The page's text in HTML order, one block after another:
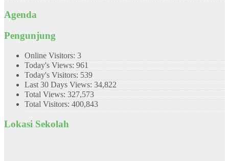
Agenda
Pengunjung
Online Visitors: 3
Today's Views: 961
Today's Visitors: 539
Last 30 Days Views: 34,822
Total Views: 327,573
Total Visitors: 400,843
Lokasi Sekolah